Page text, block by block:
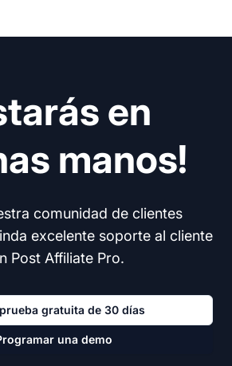
en
manos!
comunidad de clientes
excelente soporte al cliente
Post Affiliate Pro.
gratuita de 30 días
una demo